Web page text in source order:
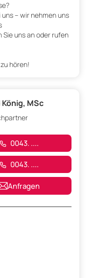
– wir nehmen uns
uns an oder rufen
hören!
MSc
0043. ....
0043. ....
Anfragen